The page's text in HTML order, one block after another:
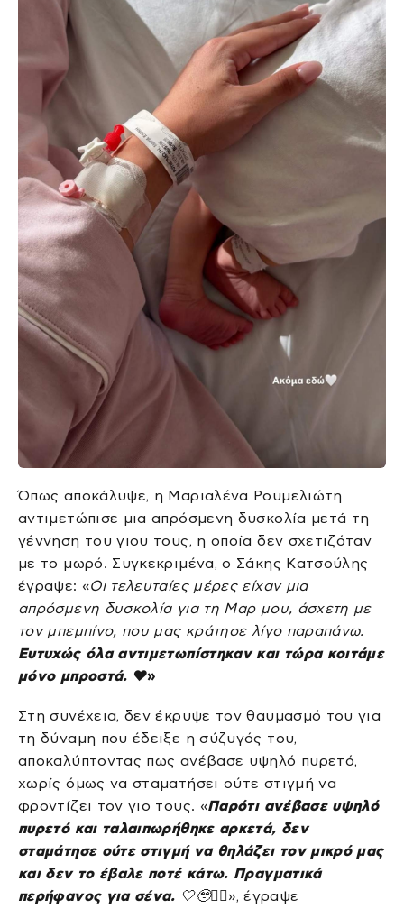
Όπως αποκάλυψε, η Μαριαλένα Ρουμελιώτη
αντιμετώπισε μια απρόσμενη δυσκολία μετά τη
γέννηση του γιου τους, η οποία δεν σχετιζόταν
με το μωρό. Συγκεκριμένα, ο Σάκης Κατσούλης
έγραψε: «Οι τελευταίες μέρες είχαν μια
απρόσμενη δυσκολία για τη Μαρ μου, άσχετη με
τον μπεμπίνο, που μας κράτησε λίγο παραπάνω.
Ευτυχώς όλα αντιμετωπίστηκαν και τώρα κοιτάμε
μόνο μπροστά. ❤️»
Στη συνέχεια, δεν έκρυψε τον θαυμασμό του για
τη δύναμη που έδειξε η σύζυγός του,
αποκαλύπτοντας πως ανέβασε υψηλό πυρετό,
χωρίς όμως να σταματήσει ούτε στιγμή να
φροντίζει τον γιο τους. «Παρότι ανέβασε υψηλό
πυρετό και ταλαιπωρήθηκε αρκετά, δεν
σταμάτησε ούτε στιγμή να θηλάζει τον μικρό μας
και δεν το έβαλε ποτέ κάτω. Πραγματικά
περήφανος για σένα. 🤍🥹☝🏽», έγραψε